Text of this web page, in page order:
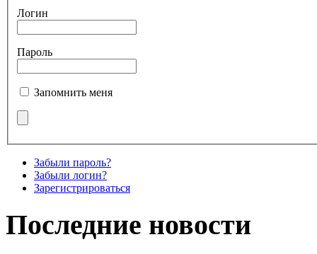
Логин
Пароль
Запомнить меня
Забыли пароль?
Забыли логин?
Зарегистрироваться
Последние новости